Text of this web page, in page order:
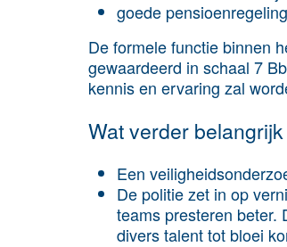
goede
De formele functie binnen
gewaardeerd in schaal 7
kennis en ervaring zal
Wat verder
Een
De politie zet in op
teams presteren beter.
divers talent tot bloei